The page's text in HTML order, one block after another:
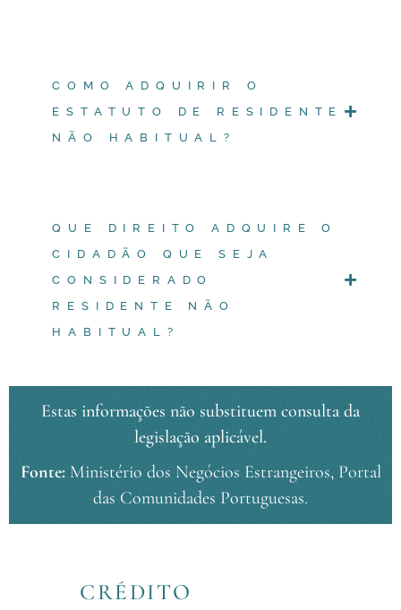
COMO ADQUIRIR O
ESTATUTO DE RESIDENTE
NÃO HABITUAL?
QUE DIREITO ADQUIRE O
CIDADÃO QUE SEJA
CONSIDERADO
RESIDENTE NÃO
HABITUAL?
Estas informações não substituem consulta da
legislação aplicável.
Fonte: Ministério dos Negócios Estrangeiros, Portal
das Comunidades Portuguesas.
CRÉDITO